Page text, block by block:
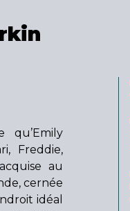
qu’Emily
Freddie,
au
cernée
idéal